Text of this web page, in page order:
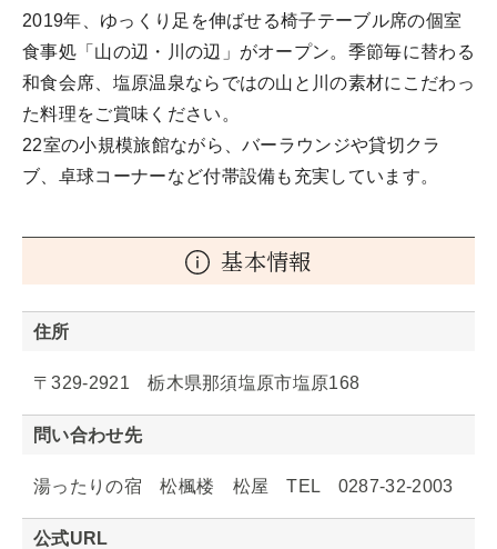
2019年、ゆっくり足を伸ばせる椅子テーブル席の個室
食事処「山の辺・川の辺」がオープン。季節毎に替わる
和食会席、塩原温泉ならではの山と川の素材にこだわっ
た料理をご賞味ください。
22室の小規模旅館ながら、バーラウンジや貸切クラ
ブ、卓球コーナーなど付帯設備も充実しています。
基本情報
住所
〒329-2921 栃木県那須塩原市塩原168
問い合わせ先
湯ったりの宿 松楓楼 松屋 TEL 0287-32-2003
公式URL